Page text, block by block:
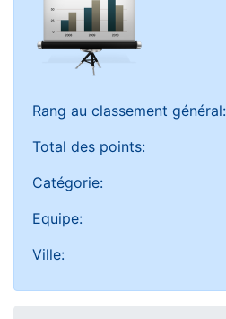
Rang au classement général:
Total des points:
Catégorie:
Equipe:
Ville: